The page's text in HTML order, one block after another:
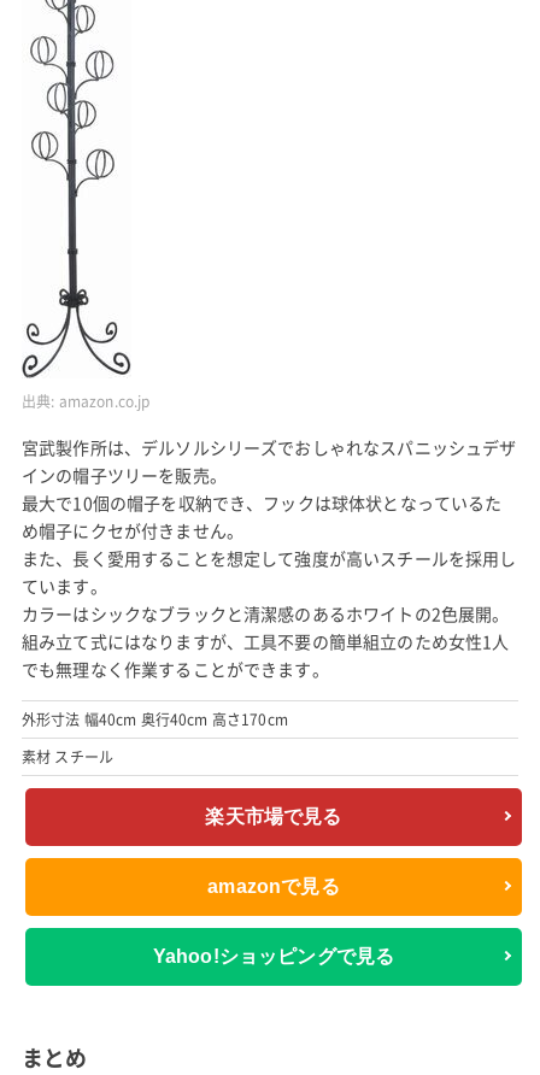
出典: amazon.co.jp
宮武製作所は、デルソルシリーズでおしゃれなスパニッシュデザ
インの帽子ツリーを販売。
最大で10個の帽子を収納でき、フックは球体状となっているた
め帽子にクセが付きません。
また、長く愛用することを想定して強度が高いスチールを採用し
ています。
カラーはシックなブラックと清潔感のあるホワイトの2色展開。
組み立て式にはなりますが、工具不要の簡単組立のため女性1人
でも無理なく作業することができます。
外形寸法 幅40cm 奥行40cm 高さ170cm
素材 スチール
楽天市場で見る
amazonで見る
Yahoo!ショッピングで見る
まとめ